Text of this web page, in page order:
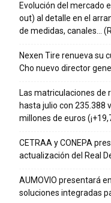
Evolución del mercado
out) al detalle en el
de medidas, canales…
Nexen Tire renueva su
Cho nuevo director
Las matriculaciones de
hasta julio con 235.388
millones de euros
CETRAA y CONEPA
actualización del Real
AUMOVIO presentará
soluciones integradas